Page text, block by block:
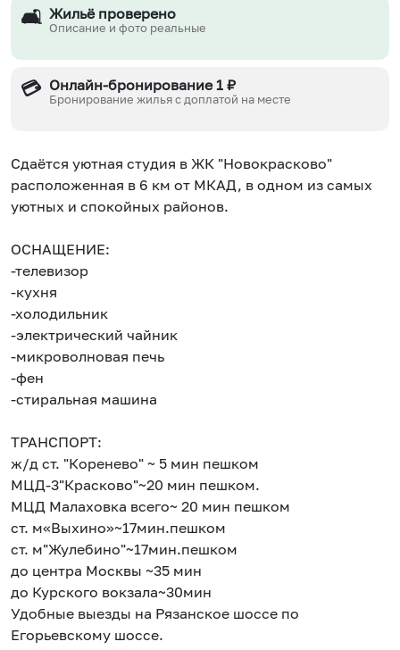
🛋️ Жильё проверено
Описание и фото реальные
💳 Онлайн-бронирование 1 ₽
Бронирование жилья с доплатой на месте
Сдаётся уютная студия в ЖК "Новокрасково"
расположенная в 6 км от МКАД, в одном из самых
уютных и спокойных районов.
ОСНАЩЕНИЕ:
-телевизор
-кухня
-холодильник
-электрический чайник
-микроволновая печь
-фен
-стиральная машина
ТРАНСПОРТ:
ж/д ст. "Коренево" ~ 5 мин пешком
МЦД-3"Красково"~20 мин пешком.
МЦД Малаховка всего~ 20 мин пешком
ст. м«Выхино»~17мин.пешком
ст. м"Жулебино"~17мин.пешком
до центра Москвы ~35 мин
до Курского вокзала~30мин
Удобные выезды на Рязанское шоссе по
Егорьевскому шоссе.